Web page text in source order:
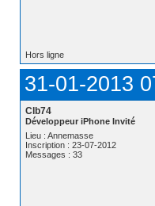
Hors ligne
31-01-2013
Clb74
Développeur iPhone Invité
Lieu : Annemasse
Inscription : 23-07-2012
Messages : 33